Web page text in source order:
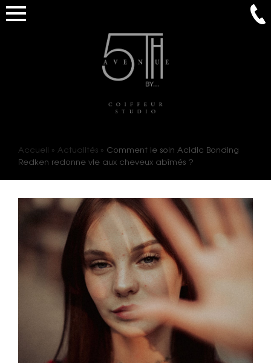
Accueil » Actualités » Comment le soin Acidic Bonding
Redken redonne vie aux cheveux abîmés ?